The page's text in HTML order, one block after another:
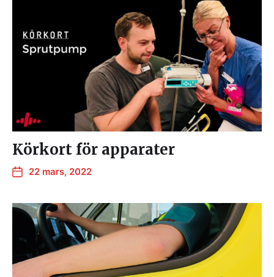
Körkort för apparater
22 mars, 2022